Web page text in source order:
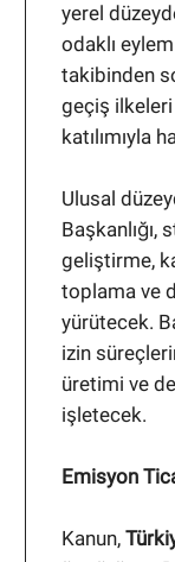
yerel
odaklı
takibinden
geçiş
katılımıyla
Ulusal
Başkanlığı,
geliştirme,
toplama ve
yürütecek.
izin
üretimi ve
işletecek.
Emisyon
Kanun,